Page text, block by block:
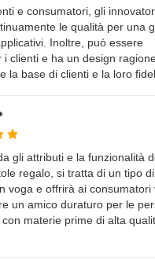
e consumatori, gli
le qualità per una
Inoltre, può essere
i clienti e ha un design
la base di clienti e la loro
gli attributi e la funzionalità
regalo, si tratta di un tipo
voga e offrirà ai consumatori
un amico duraturo per le
materie prime di alta